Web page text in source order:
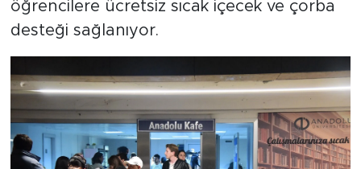
öğrencilere ücretsiz sıcak içecek ve çorba
desteği sağlanıyor.